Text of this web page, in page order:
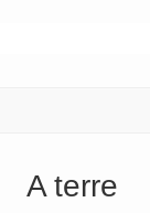
A terre